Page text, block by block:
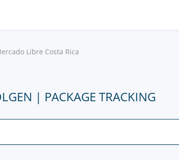
Libre Costa Rica
| PACKAGE TRACKING